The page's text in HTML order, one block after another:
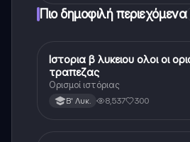
Πιο δημοφιλή περιεχόμενα
Ιστορία
Ιστορια β λυκειου ολοι οι
τραπεζας
Ορισμοί ιστόριας
Β' Λυκ. 8,537 300